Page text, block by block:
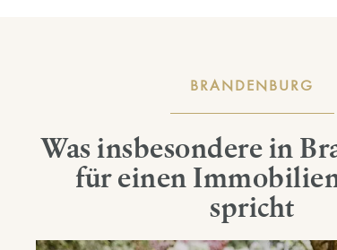
BRANDENBURG
Was insbesondere in
für einen
spricht